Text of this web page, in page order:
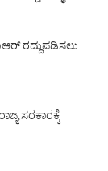
ರದ್ದುಪಡಿಸಲು
ಸರಕಾರಕ್ಕೆ